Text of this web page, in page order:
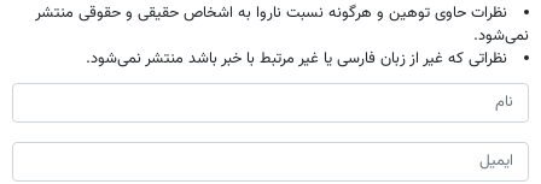
نظرات حاوی توهین و هرگونه نسبت ناروا به اشخاص حقیقی و حقوقی منتشر
نمی‌شود.
نظراتی که غیر از زبان فارسی یا غیر مرتبط با خبر باشد منتشر نمی‌شود.